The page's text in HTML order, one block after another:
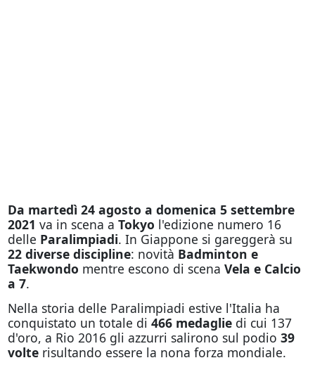
Da martedì 24 agosto a domenica 5 settembre
2021 va in scena a Tokyo l'edizione numero 16
delle Paralimpiadi. In Giappone si gareggerà su
22 diverse discipline: novità Badminton e
Taekwondo mentre escono di scena Vela e Calcio
a 7.
Nella storia delle Paralimpiadi estive l'Italia ha
conquistato un totale di 466 medagliedi cui 137
d'oro, a Rio 2016 gli azzurri salirono sul podio 39
volterisultando essere la nona forza mondiale.